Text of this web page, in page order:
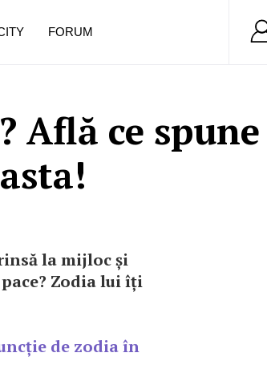
Află ce spune
la mijloc și
Zodia lui îți
de zodia în
FORUM